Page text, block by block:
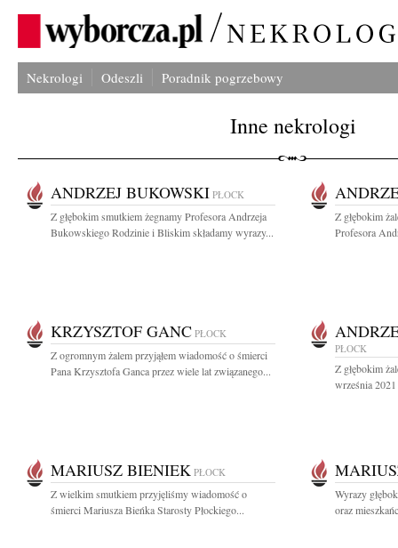
Nekrologi Odeszli Poradnik pogrzebowy
Inne nekrologi
ANDRZEJ BUKOWSKI PŁOCK
Z głębokim smutkiem żegnamy Profesora Andrzeja
Bukowskiego Rodzinie i Bliskim składamy wyrazy...
Z głębokim
Profesora
KRZYSZTOF GANC PŁOCK
Z ogromnym żalem przyjąłem wiadomość o śmierci
Pana Krzysztofa Ganca przez wiele lat związanego...
PŁOCK
Z głębokim
września
MARIUSZ BIENIEK PŁOCK
Z wielkim smutkiem przyjęliśmy wiadomość o
śmierci Mariusza Bieńka Starosty Płockiego...
Wyrazy
oraz